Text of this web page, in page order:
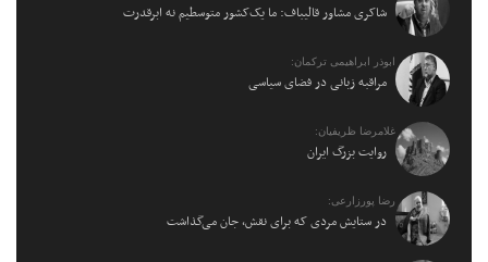
شاکری مشاور قالیباف: ما یک‌کشور متوسطیم نه ابرقدرت
ابوذر ابراهیمی ترکمان:
مراقبه زبانی در فضای سیاسی
غلامرضا ظریفیان:
روایت بزرگ ایران
رضا پورزارعی:
در ستایش مردی که برای نقش، جان می‌گذاشت